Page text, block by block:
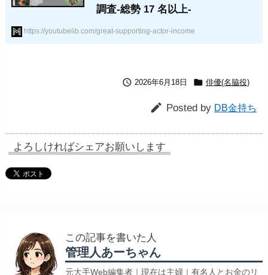
調査-総勢 17 名以上-
https://youtubelib.com/great-supporting-actor-income
 2026年6月18日  俳優(名脇役)
 Posted by DB金持ち
よろしければシェアお願いします
この記事を書いた人
管理人あーちゃん
元大手Web編集者｜現在は主婦｜有名人とお金のリ